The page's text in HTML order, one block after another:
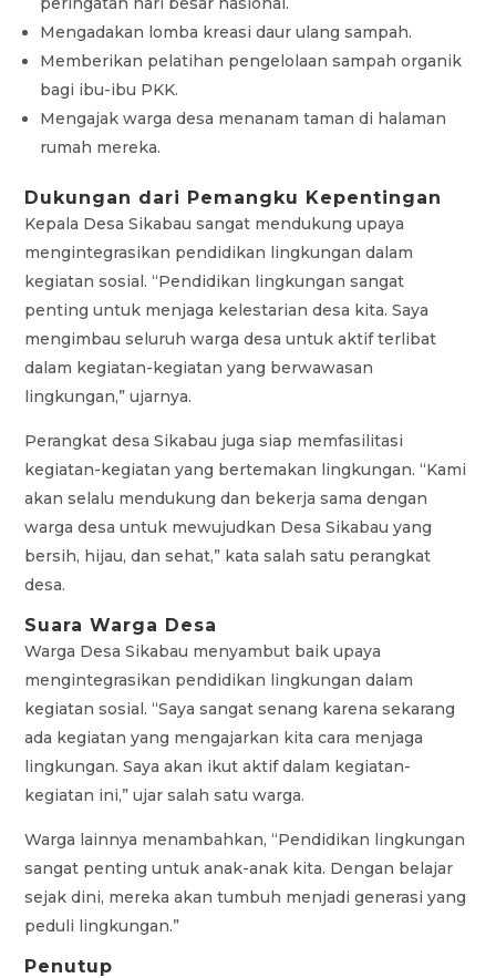
Mengadakan lomba kreasi daur ulang sampah.
Memberikan pelatihan pengelolaan sampah organik
bagi ibu-ibu PKK.
Mengajak warga desa menanam taman di halaman
rumah mereka.
Dukungan dari Pemangku Kepentingan
Kepala Desa Sikabau sangat mendukung upaya
mengintegrasikan pendidikan lingkungan dalam
kegiatan sosial. “Pendidikan lingkungan sangat
penting untuk menjaga kelestarian desa kita. Saya
mengimbau seluruh warga desa untuk aktif terlibat
dalam kegiatan-kegiatan yang berwawasan
lingkungan,” ujarnya.
Perangkat desa Sikabau juga siap memfasilitasi
kegiatan-kegiatan yang bertemakan lingkungan. “Kami
akan selalu mendukung dan bekerja sama dengan
warga desa untuk mewujudkan Desa Sikabau yang
bersih, hijau, dan sehat,” kata salah satu perangkat
desa.
Suara Warga Desa
Warga Desa Sikabau menyambut baik upaya
mengintegrasikan pendidikan lingkungan dalam
kegiatan sosial. “Saya sangat senang karena sekarang
ada kegiatan yang mengajarkan kita cara menjaga
lingkungan. Saya akan ikut aktif dalam kegiatan-
kegiatan ini,” ujar salah satu warga.
Warga lainnya menambahkan, “Pendidikan lingkungan
sangat penting untuk anak-anak kita. Dengan belajar
sejak dini, mereka akan tumbuh menjadi generasi yang
peduli lingkungan.”
Penutup